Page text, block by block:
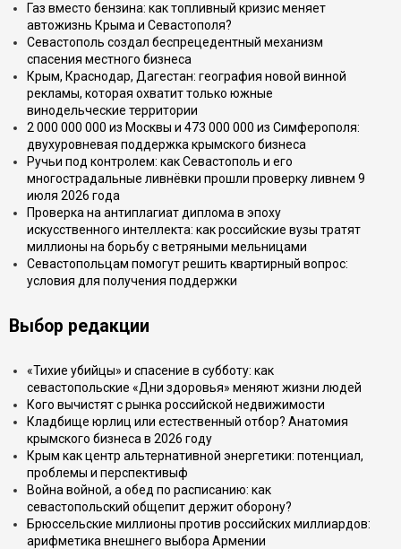
Газ вместо бензина: как топливный кризис меняет
автожизнь Крыма и Севастополя?
Севастополь создал беспрецедентный механизм
спасения местного бизнеса
Крым, Краснодар, Дагестан: география новой винной
рекламы, которая охватит только южные
винодельческие территории
2 000 000 000 из Москвы и 473 000 000 из Симферополя:
двухуровневая поддержка крымского бизнеса
Ручьи под контролем: как Севастополь и его
многострадальные ливнёвки прошли проверку ливнем 9
июля 2026 года
Проверка на антиплагиат диплома в эпоху
искусственного интеллекта: как российские вузы тратят
миллионы на борьбу с ветряными мельницами
Севастопольцам помогут решить квартирный вопрос:
условия для получения поддержки
Выбор редакции
«Тихие убийцы» и спасение в субботу: как
севастопольские «Дни здоровья» меняют жизни людей
Кого вычистят с рынка российской недвижимости
Кладбище юрлиц или естественный отбор? Анатомия
крымского бизнеса в 2026 году
Крым как центр альтернативной энергетики: потенциал,
проблемы и перспективыф
Война войной, а обед по расписанию: как
севастопольский общепит держит оборону?
Брюссельские миллионы против российских миллиардов:
арифметика внешнего выбора Армении